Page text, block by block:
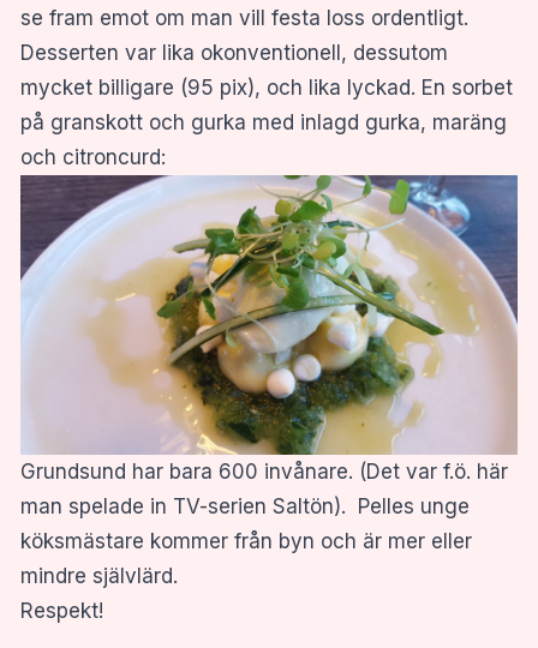
se fram emot om man vill festa loss ordentligt.
Desserten var lika okonventionell, dessutom
mycket billigare (95 pix), och lika lyckad. En sorbet
på granskott och gurka med inlagd gurka, maräng
och citroncurd:
Grundsund har bara 600 invånare. (Det var f.ö. här
man spelade in TV-serien Saltön). Pelles unge
köksmästare kommer från byn och är mer eller
mindre självlärd.
Respekt!